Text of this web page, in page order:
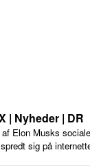
| Nyheder | DR
Elon Musks
sig på